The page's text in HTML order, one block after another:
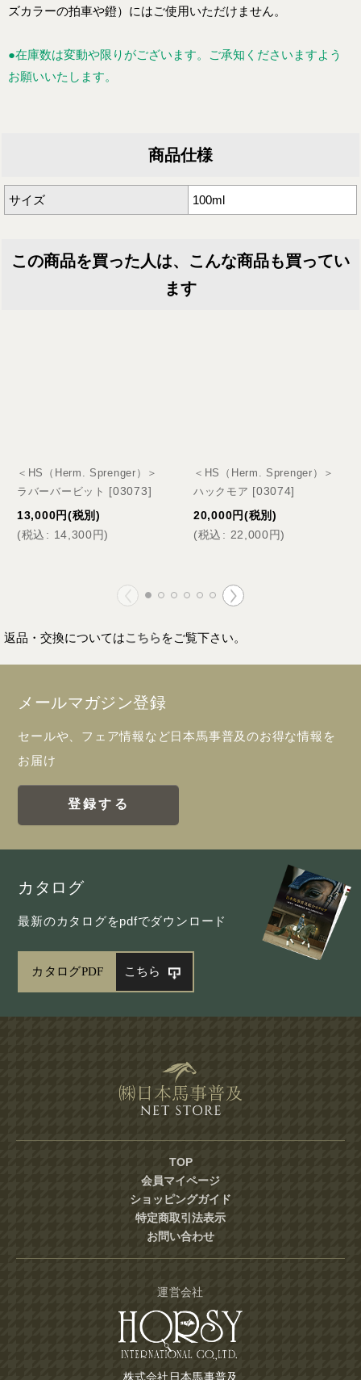
ズカラーの拍車や鐙）にはご使用いただけません。
●在庫数は変動や限りがございます。ご承知くださいますよう
お願いいたします。
商品仕様
サイズ 100ml
この商品を買った人は、こんな商品も買ってい
ます
＜HS（Herm. Sprenger）＞
ラバーバービット [03073]
13,000円(税別)
(税込 : 14,300円)
＜HS（Herm. Sprenger）＞
ハックモア [03074]
20,000円(税別)
(税込 : 22,000円)
返品・交換についてはこちらをご覧下さい。
メールマガジン登録
セールや、フェア情報など日本馬事普及のお得な情報を
お届け
登録する
カタログ
最新のカタログをpdfでダウンロード
カタログPDF こちら
TOP
会員マイページ
ショッピングガイド
特定商取引法表示
お問い合わせ
運営会社
株式会社日本馬事普及